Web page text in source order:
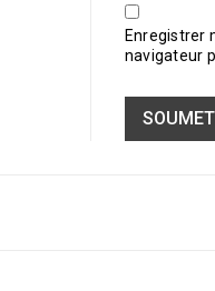
Enregistrer
navigateur